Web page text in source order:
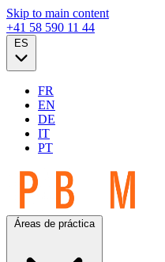
Skip to main content
+41 58 590 11 44
FR
EN
DE
IT
PT
Áreas de práctica